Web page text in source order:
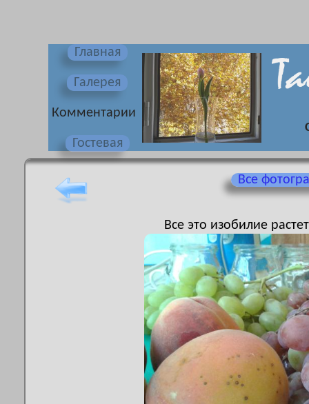
Главная
Галерея
Комментарии
Гостевая
Все
Все это изобилие